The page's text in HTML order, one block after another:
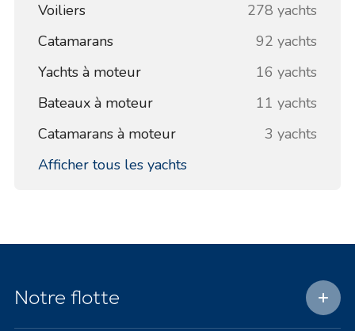
Voiliers
278 yachts
Catamarans
92 yachts
Yachts à moteur
16 yachts
Bateaux à moteur
11 yachts
Catamarans à moteur
3 yachts
Afficher tous les yachts
Notre flotte